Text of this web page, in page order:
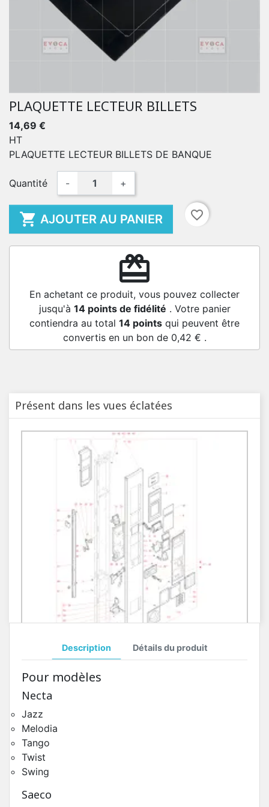
PLAQUETTE LECTEUR BILLETS
14,69 €
HT
PLAQUETTE LECTEUR BILLETS DE BANQUE
Quantité - +
 AJOUTER AU PANIER favorite_border
redeem
En achetant ce produit, vous pouvez collecter
jusqu'à 14points de fidélité . Votre panier
contiendra au total 14 points qui peuvent être
convertis en un bon de 0,42 € .
Présent dans les vues éclatées
Pièces Détachées Distributeur Automatique
Description Détails du produit
Pour modèles
Necta
Jazz
Melodia
Tango
Twist
Swing
Saeco